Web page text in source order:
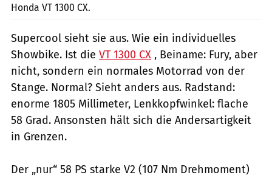
Honda VT 1300 CX.
Supercool sieht sie aus. Wie ein individuelles
Showbike. Ist die VT 1300 CX , Beiname: Fury, aber
nicht, sondern ein normales Motorrad von der
Stange. Normal? Sieht anders aus. Radstand:
enorme 1805 Millimeter, Lenkkopfwinkel: flache
58 Grad. Ansonsten hält sich die Andersartigkeit
in Grenzen.
Der „nur“ 58 PS starke V2 (107 Nm Drehmoment)